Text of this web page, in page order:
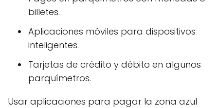
billetes.
Aplicaciones móviles para dispositivos
inteligentes.
Tarjetas de crédito y débito en algunos
parquímetros.
Usar aplicaciones para pagar la zona azul